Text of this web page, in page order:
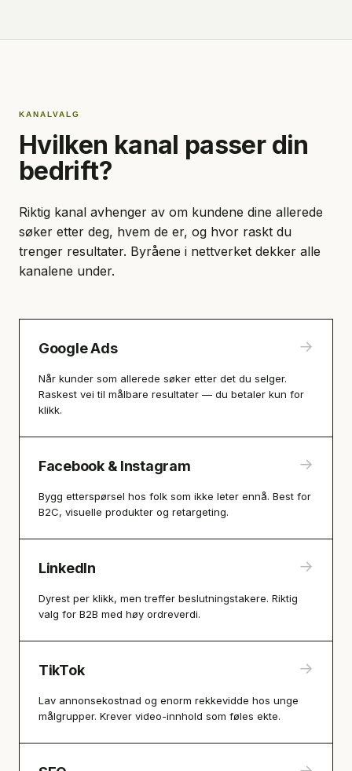
KANALVALG
Hvilken kanal passer din
bedrift?
Riktig kanal avhenger av om kundene dine allerede
søker etter deg, hvem de er, og hvor raskt du
trenger resultater. Byråene i nettverket dekker alle
kanalene under.
Google Ads →
Når kunder som allerede søker etter det du selger.
Raskest vei til målbare resultater — du betaler kun for
klikk.
Facebook & Instagram →
Bygg etterspørsel hos folk som ikke leter ennå. Best for
B2C, visuelle produkter og retargeting.
LinkedIn →
Dyrest per klikk, men treffer beslutningstakere. Riktig
valg for B2B med høy ordreverdi.
TikTok →
Lav annonsekostnad og enorm rekkevidde hos unge
målgrupper. Krever video-innhold som føles ekte.